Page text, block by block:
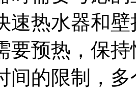
速热水器和
要预热，保
间的限制，